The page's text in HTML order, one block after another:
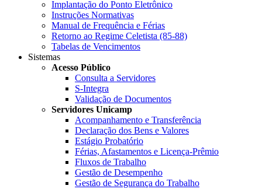
Implantação do Ponto Eletrônico
Instruções Normativas
Manual de Frequência e Férias
Retorno ao Regime Celetista (85-88)
Tabelas de Vencimentos
Sistemas
Acesso Público
Consulta a Servidores
S-Integra
Validação de Documentos
Servidores Unicamp
Acompanhamento e Transferência
Declaração dos Bens e Valores
Estágio Probatório
Férias, Afastamentos e Licença-Prêmio
Fluxos de Trabalho
Gestão de Desempenho
Gestão de Segurança do Trabalho